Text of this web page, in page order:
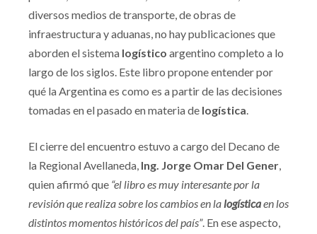
diversos medios de transporte, de obras de
infraestructura y aduanas, no hay publicaciones que
aborden el sistema logístico argentino completo a lo
largo de los siglos. Este libro propone entender por
qué la Argentina es como es a partir de las decisiones
tomadas en el pasado en materia de logística.
El cierre del encuentro estuvo a cargo del Decano de
la Regional Avellaneda, Ing. Jorge Omar Del Gener,
quien afirmó que “el libro es muy interesante por la
revisión que realiza sobre los cambios en lalogísticaen los
distintos momentos históricos del país”. En ese aspecto,